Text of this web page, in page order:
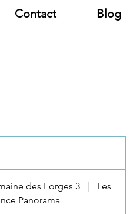
Contact Blog
des Forges 3 |
Les
Panorama